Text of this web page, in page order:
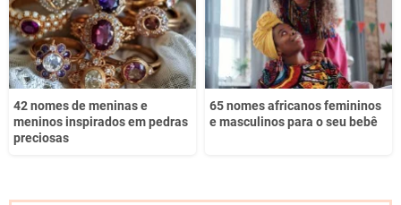
42 nomes de meninas e
meninos inspirados em pedras
preciosas
65 nomes africanos femininos
e masculinos para o seu bebê